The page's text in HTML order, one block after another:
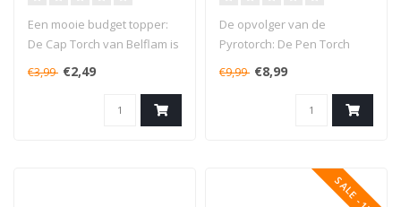
Een mooie budget topper:
De Cap Torch van Belflam is
een top gasbrander voor
het..
€3,99 €2,49
De opvolger van de
Pyrotorch: De Pen Torch
Black Turbo is een van onze
beste gas..
€9,99 €8,99